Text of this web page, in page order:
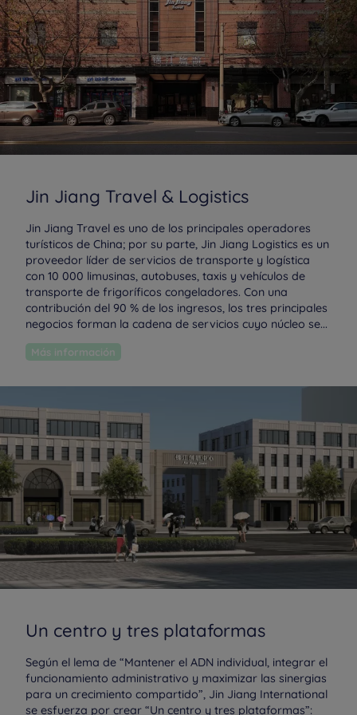
Jin Jiang Travel & Logistics
Jin Jiang Travel es uno de los principales operadores
turísticos de China; por su parte, Jin Jiang Logistics es un
proveedor líder de servicios de transporte y logística
con 10 000 limusinas, autobuses, taxis y vehículos de
transporte de frigoríficos congeladores. Con una
contribución del 90 % de los ingresos, los tres principales
negocios forman la cadena de servicios cuyo núcleo se...
Más información
Un centro y tres plataformas
Según el lema de “Mantener el ADN individual, integrar el
funcionamiento administrativo y maximizar las sinergias
para un crecimiento compartido”, Jin Jiang International
se esfuerza por crear “Un centro y tres plataformas”: